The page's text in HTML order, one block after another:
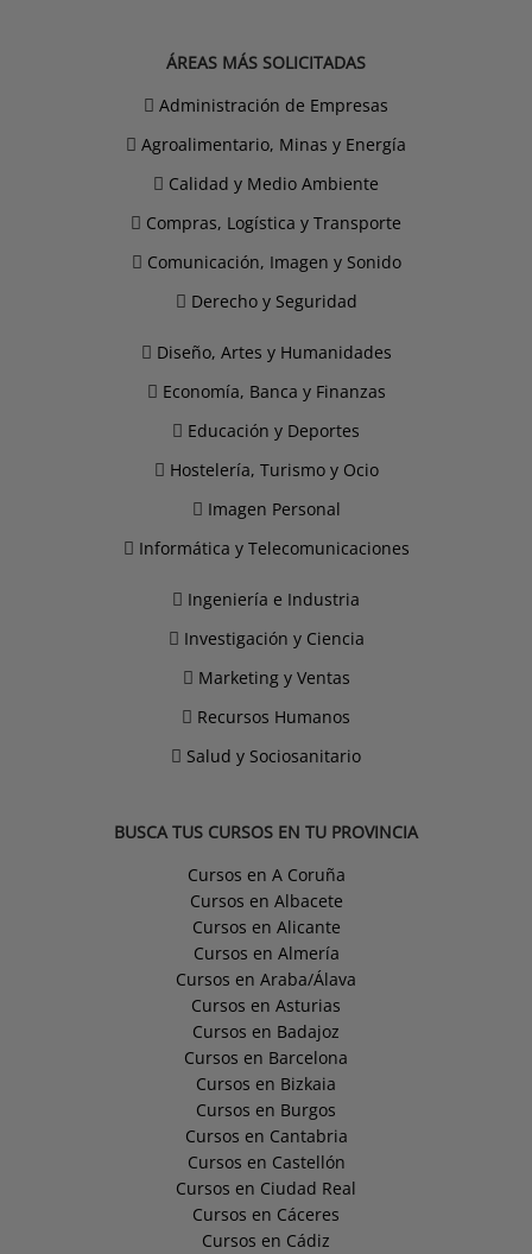
ÁREAS MÁS SOLICITADAS
Administración de Empresas
Agroalimentario, Minas y Energía
Calidad y Medio Ambiente
Compras, Logística y Transporte
Comunicación, Imagen y Sonido
Derecho y Seguridad
Diseño, Artes y Humanidades
Economía, Banca y Finanzas
Educación y Deportes
Hostelería, Turismo y Ocio
Imagen Personal
Informática y Telecomunicaciones
Ingeniería e Industria
Investigación y Ciencia
Marketing y Ventas
Recursos Humanos
Salud y Sociosanitario
BUSCA TUS CURSOS EN TU PROVINCIA
Cursos en A Coruña
Cursos en Albacete
Cursos en Alicante
Cursos en Almería
Cursos en Araba/Álava
Cursos en Asturias
Cursos en Badajoz
Cursos en Barcelona
Cursos en Bizkaia
Cursos en Burgos
Cursos en Cantabria
Cursos en Castellón
Cursos en Ciudad Real
Cursos en Cáceres
Cursos en Cádiz